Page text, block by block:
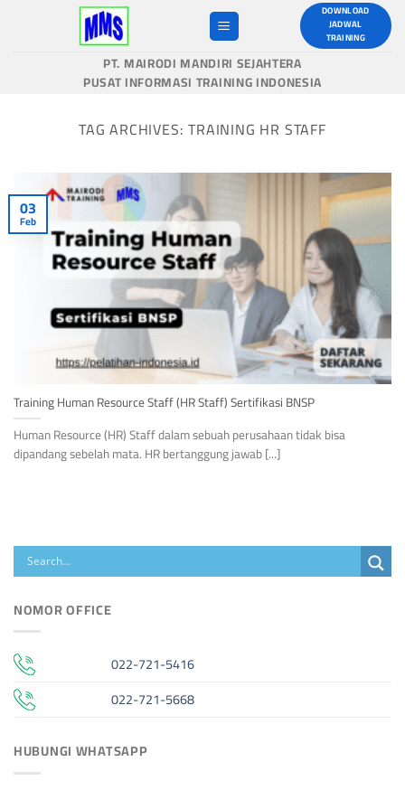
DOWNLOAD
JADWAL
TRAINING
PT. MAIRODI MANDIRI SEJAHTERA
PUSAT INFORMASI TRAINING INDONESIA
TAG ARCHIVES:TRAINING HR STAFF
Training Human Resource Staff (HR Staff) Sertifikasi BNSP
Human Resource (HR) Staff dalam sebuah perusahaan tidak bisa
dipandang sebelah mata. HR bertanggung jawab [...]
03
Feb
NOMOR OFFICE
022-721-5416
022-721-5668
HUBUNGI WHATSAPP